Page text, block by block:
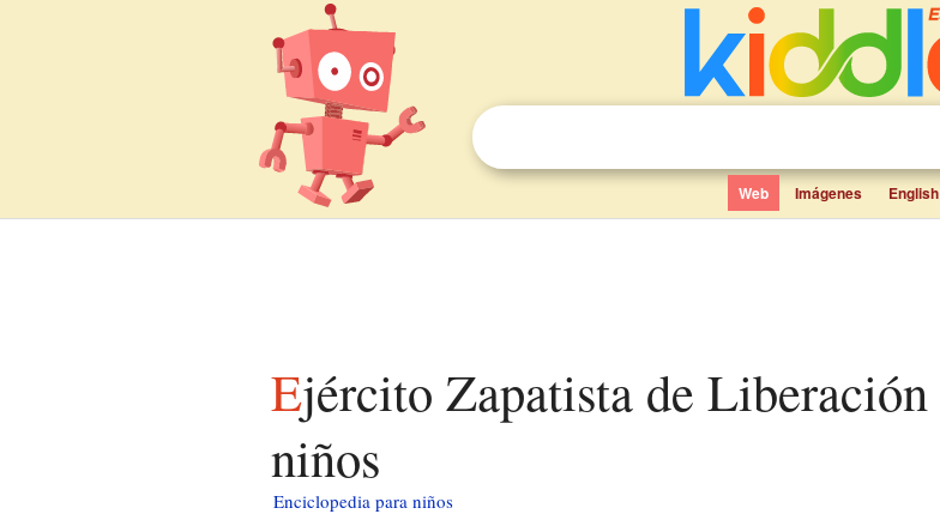
Web Imágenes English
Ejército Zapatista de Liberación Nacional para
niños
Enciclopedia para niños